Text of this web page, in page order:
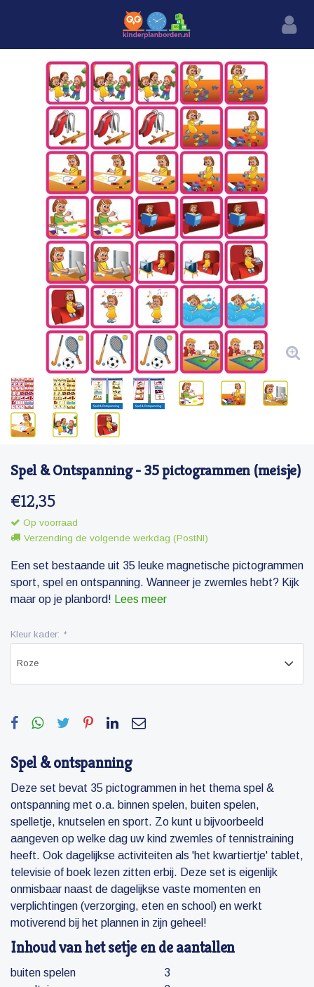
Spel & Ontspanning - 35 pictogrammen (meisje)
€12,35
Op voorraad
Verzending de volgende werkdag (PostNl)
Een set bestaande uit 35 leuke magnetische pictogrammen
sport, spel en ontspanning. Wanneer je zwemles hebt? Kijk
maar op je planbord! Lees meer
Kleur kader: *
Spel & ontspanning
Deze set bevat 35 pictogrammen in het thema spel &
ontspanning met o.a. binnen spelen, buiten spelen,
spelletje, knutselen en sport. Zo kunt u bijvoorbeeld
aangeven op welke dag uw kind zwemles of tennistraining
heeft. Ook dagelijkse activiteiten als 'het kwartiertje' tablet,
televisie of boek lezen zitten erbij. Deze set is eigenlijk
onmisbaar naast de dagelijkse vaste momenten en
verplichtingen (verzorging, eten en school) en werkt
motiverend bij het plannen in zijn geheel!
Inhoud van het setje en de aantallen
buiten spelen
3